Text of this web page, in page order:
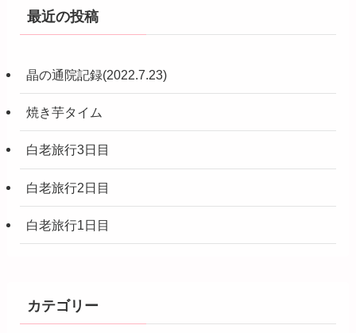
最近の投稿
晶の通院記録(2022.7.23)
焼き芋タイム
白老旅行3日目
白老旅行2日目
白老旅行1日目
カテゴリー